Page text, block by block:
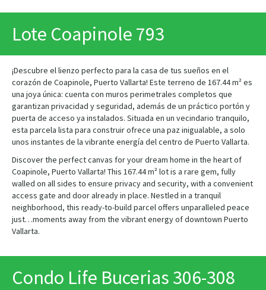
Lote Coapinole 793
¡Descubre el lienzo perfecto para la casa de tus sueños en el
corazón de Coapinole, Puerto Vallarta! Este terreno de 167.44 m² es
una joya única: cuenta con muros perimetrales completos que
garantizan privacidad y seguridad, además de un práctico portón y
puerta de acceso ya instalados. Situada en un vecindario tranquilo,
esta parcela lista para construir ofrece una paz inigualable, a solo
unos instantes de la vibrante energía del centro de Puerto Vallarta.
Discover the perfect canvas for your dream home in the heart of
Coapinole, Puerto Vallarta! This 167.44 m² lot is a rare gem, fully
walled on all sides to ensure privacy and security, with a convenient
access gate and door already in place. Nestled in a tranquil
neighborhood, this ready-to-build parcel offers unparalleled peace
just…moments away from the vibrant energy of downtown Puerto
Vallarta.
Condo Life Bucerias 306-308
PRINT